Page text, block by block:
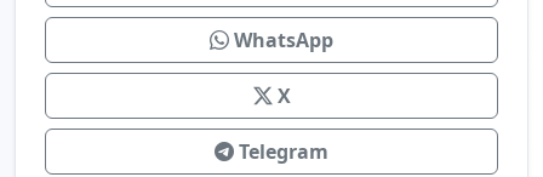
WhatsApp
X
Telegram